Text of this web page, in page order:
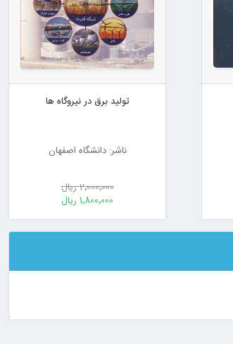
تولید برق در نیروگاه ها
ناشر: دانشگاه اصفهان
2٬000٬000 ریال
1٬800٬000 ریال